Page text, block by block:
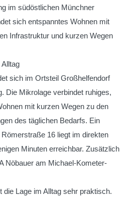
im südöstlichen Münchner
sich entspanntes Wohnen mit
Infrastruktur und kurzen Wegen
sich im Ortsteil Großhelfendorf
Die Mikrolage verbindet ruhiges,
mit kurzen Wegen zu den
des täglichen Bedarfs. Ein
16 liegt im direkten
Minuten erreichbar. Zusätzlich
Nöbauer am Michael-Kometer-
die Lage im Alltag sehr praktisch.